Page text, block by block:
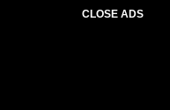
CLOSE ADS